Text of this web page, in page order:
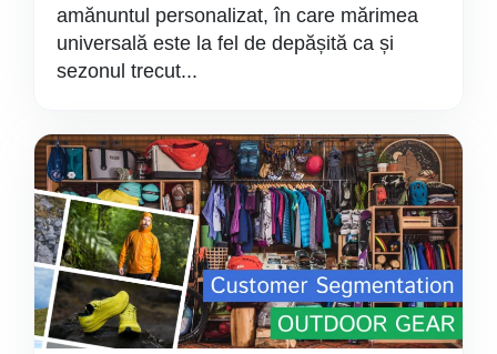
amănuntul personalizat, în care mărimea
universală este la fel de depășită ca și
sezonul trecut...